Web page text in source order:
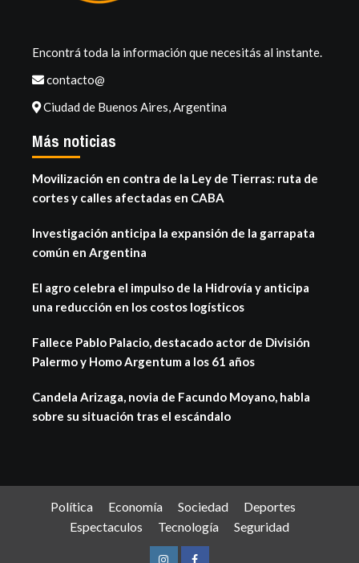
Encontrá toda la información que necesitás al instante.
contacto@
Ciudad de Buenos Aires, Argentina
Más noticias
Movilización en contra de la Ley de Tierras: ruta de
cortes y calles afectadas en CABA
Investigación anticipa la expansión de la garrapata
común en Argentina
El agro celebra el impulso de la Hidrovía y anticipa
una reducción en los costos logísticos
Fallece Pablo Palacio, destacado actor de División
Palermo y Homo Argentum a los 61 años
Candela Arizaga, novia de Facundo Moyano, habla
sobre su situación tras el escándalo
Política Economía Sociedad
Deportes
Espectaculos
Tecnología Seguridad